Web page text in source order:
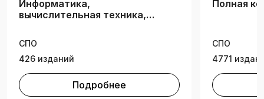
Информатика,
вычислительная техника,
технологии
СПО
426 изданий
Подробнее
Полная
СПО
4771